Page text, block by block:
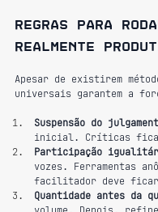
Regras para
realmente
Apesar de existirem
universais garantem a
Suspensão do
inicial. Críticas
Participação
vozes. Ferramentas
facilitador deve
Quantidade antes da